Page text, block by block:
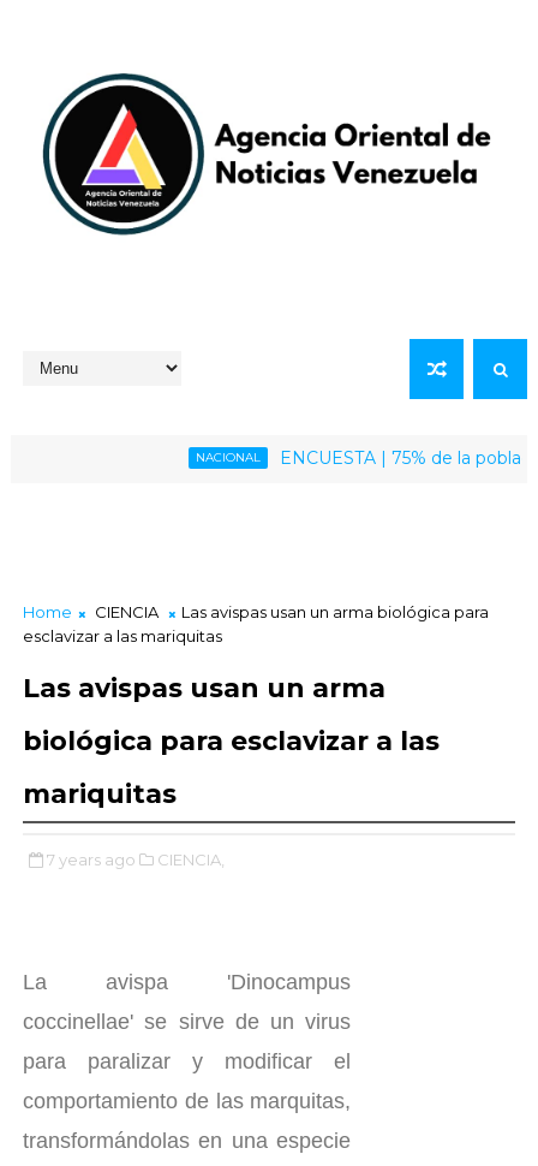
NACIONAL ENCUESTA | 75% de la población
Home CIENCIA
Las avispas usan un arma biológica para
esclavizar a las mariquitas
Las avispas usan un arma
biológica para esclavizar a las
mariquitas
7 years ago CIENCIA,
La avispa 'Dinocampus
coccinellae' se sirve de un virus
para paralizar y modificar el
comportamiento de las marquitas,
transformándolas en una especie